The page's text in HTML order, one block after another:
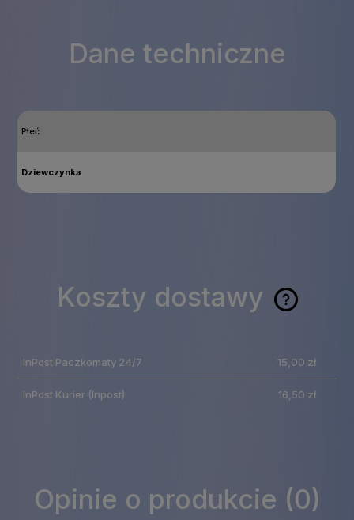
Dane techniczne
Płeć
Dziewczynka
Koszty dostawy
Cena nie zawiera
płatności
InPost Paczkomaty 24/7 15,00 zł
InPost Kurier (Inpost) 16,50 zł
Opinie o produkcie (0)